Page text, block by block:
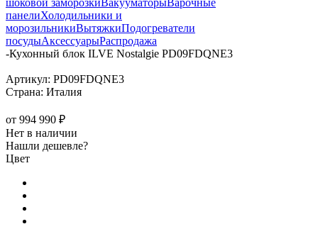
панелиХолодильники и
морозильникиВытяжкиПодогреватели
посудыАксессуарыРаспродажа
-Кухонный блок ILVE Nostalgie PD09FDQNE3
Артикул: PD09FDQNE3
Страна: Италия
от 994 990 ₽
Нет в наличии
Нашли дешевле?
Цвет